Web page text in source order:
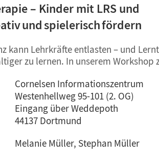
– Kinder mit LRS und
und spielerisch fördern
kann Lehrkräfte entlasten – und
zu lernen. In unserem Workshop
Cornelsen Informationszentrum
Westenhellweg 95-101 (2. OG)
Eingang über Weddepoth
44137 Dortmund
Melanie Müller, Stephan Müller